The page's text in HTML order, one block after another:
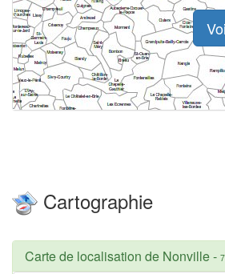
Cartographie
Carte de localisation de Nonville-